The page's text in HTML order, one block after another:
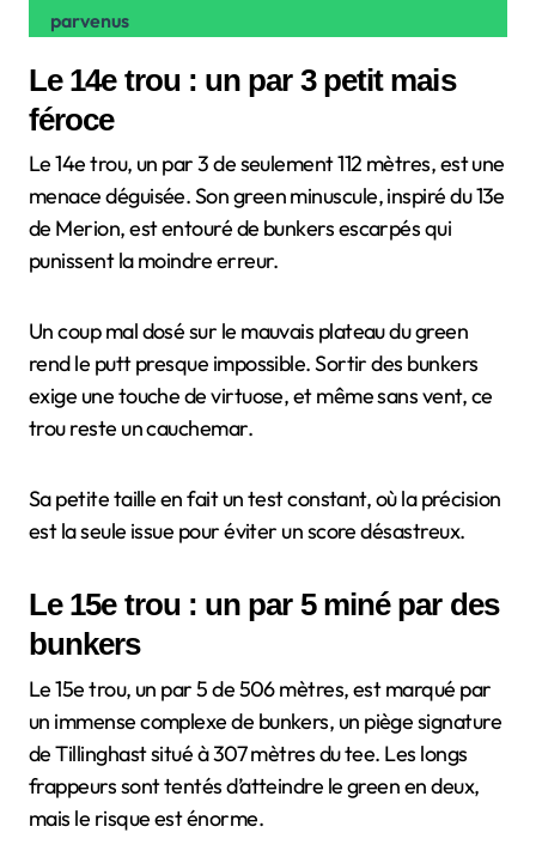
parvenus
Le 14e trou : un par 3 petit mais
féroce
Le 14e trou, un par 3 de seulement 112 mètres, est une
menace déguisée. Son green minuscule, inspiré du 13e
de Merion, est entouré de bunkers escarpés qui
punissent la moindre erreur.
Un coup mal dosé sur le mauvais plateau du green
rend le putt presque impossible. Sortir des bunkers
exige une touche de virtuose, et même sans vent, ce
trou reste un cauchemar.
Sa petite taille en fait un test constant, où la précision
est la seule issue pour éviter un score désastreux.
Le 15e trou : un par 5 miné par des
bunkers
Le 15e trou, un par 5 de 506 mètres, est marqué par
un immense complexe de bunkers, un piège signature
de Tillinghast situé à 307 mètres du tee. Les longs
frappeurs sont tentés d’atteindre le green en deux,
mais le risque est énorme.